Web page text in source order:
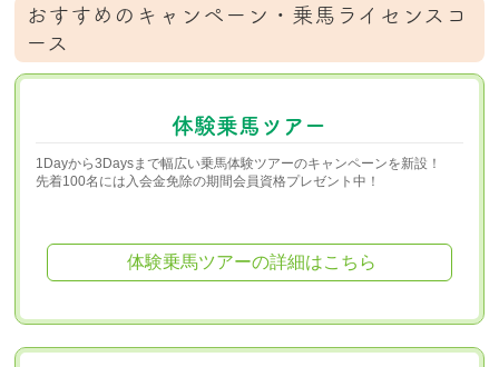
おすすめのキャンペーン・乗馬ライセンスコ
ース
体験乗馬ツアー
1Dayから3Daysまで幅広い乗馬体験ツアーのキャンペーンを新設！
先着100名には入会金免除の期間会員資格プレゼント中！
体験乗馬ツアーの詳細はこちら